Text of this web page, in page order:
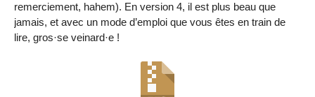
remerciement, hahem). En version 4, il est plus beau que
jamais, et avec un mode d’emploi que vous êtes en train de
lire, gros·se veinard·e !